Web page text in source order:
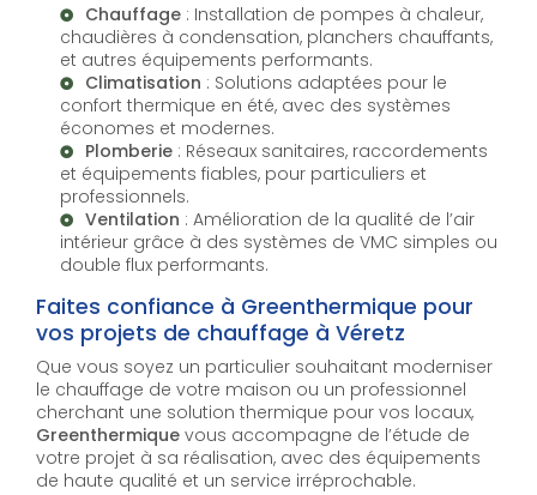
Chauffage : Installation de pompes à chaleur,
chaudières à condensation, planchers chauffants,
et autres équipements performants.
Climatisation : Solutions adaptées pour le
confort thermique en été, avec des systèmes
économes et modernes.
Plomberie : Réseaux sanitaires, raccordements
et équipements fiables, pour particuliers et
professionnels.
Ventilation : Amélioration de la qualité de l’air
intérieur grâce à des systèmes de VMC simples ou
double flux performants.
Faites confiance à Greenthermique pour
vos projets de chauffage à Véretz
Que vous soyez un particulier souhaitant moderniser
le chauffage de votre maison ou un professionnel
cherchant une solution thermique pour vos locaux,
Greenthermique vous accompagne de l’étude de
votre projet à sa réalisation, avec des équipements
de haute qualité et un service irréprochable.